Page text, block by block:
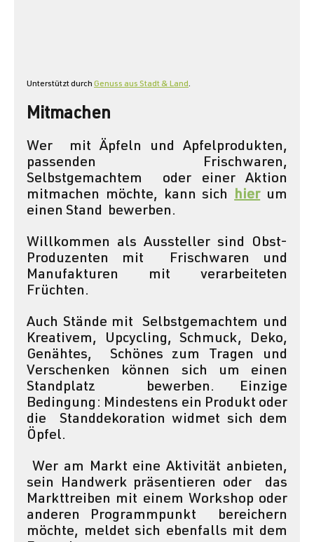
Unterstützt durch Genuss aus Stadt & Land.
Mitmachen
Wer  mit Äpfeln und Apfelprodukten,
passenden Frischwaren,
Selbstgemachtem  oder einer Aktion
mitmachen möchte, kann sich hier um
einen Stand  bewerben.
Willkommen als Aussteller sind Obst-
Produzenten mit  Frischwaren und
Manufakturen mit verarbeiteten
Früchten.
Auch Stände mit  Selbstgemachtem und
Kreativem, Upcycling, Schmuck, Deko,
Genähtes,  Schönes zum Tragen und
Verschenken können sich um einen
Standplatz  bewerben. Einzige
Bedingung: Mindestens ein Produkt oder
die  Standdekoration widmet sich dem
Öpfel.
sein Handwerk präsentieren oder  das
Markttreiben mit einem Workshop oder
anderen Programmpunkt  bereichern
möchte, meldet sich ebenfalls mit dem